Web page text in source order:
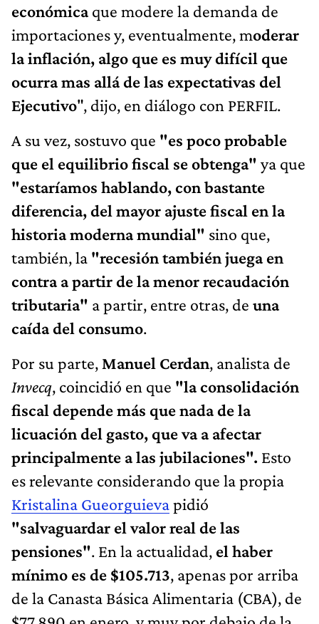
económicaque modere la demanda de
importaciones y, eventualmente, moderar
la inflación, algo que es muy difícil que
ocurra mas allá de las expectativas del
Ejecutivo", dijo, en diálogo con PERFIL.
A su vez, sostuvo que "es poco probable
que el equilibrio fiscal se obtenga" ya que
"estaríamos hablando, con bastante
diferencia, del mayor ajuste fiscal en la
historia moderna mundial" sino que,
también, la "recesión también juega en
contra a partir de la menor recaudación
tributaria" a partir, entre otras, de una
caída del consumo.
Por su parte, Manuel Cerdan, analista de
Invecq, coincidió en que "la consolidación
fiscal depende más que nada de la
licuación del gasto, que va a afectar
principalmente a las jubilaciones". Esto
es relevante considerando que la propia
Kristalina Gueorguievapidió
"salvaguardar el valor real de las
pensiones". En la actualidad, el haber
mínimo es de $105.713, apenas por arriba
de la Canasta Básica Alimentaria (CBA), de